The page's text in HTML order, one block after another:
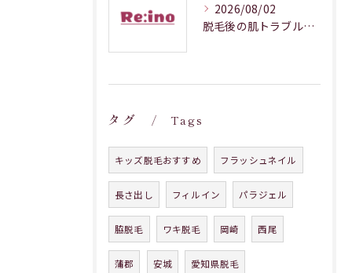
2026/08/02
脱毛後の肌トラブルを防ぐ正しいケア
タグ Tags
キッズ脱毛おすすめ フラッシュネイル
長さ出し フィルイン パラジェル
脇脱毛 ワキ脱毛 岡崎 西尾
蒲郡 安城 愛知県脱毛